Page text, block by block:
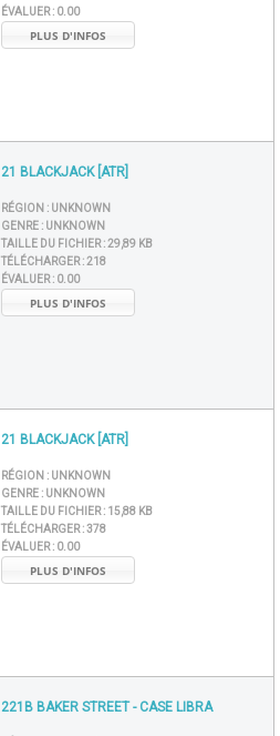
ÉVALUER : 0.00
PLUS D'INFOS
21 BLACKJACK [ATR]
RÉGION : UNKNOWN
GENRE : UNKNOWN
TAILLE DU FICHIER :29,89 KB
TÉLÉCHARGER :218
ÉVALUER : 0.00
PLUS D'INFOS
21 BLACKJACK [ATR]
RÉGION : UNKNOWN
GENRE : UNKNOWN
TAILLE DU FICHIER : 15,88 KB
TÉLÉCHARGER :378
ÉVALUER : 0.00
PLUS D'INFOS
221B BAKER STREET - CASE LIBRA